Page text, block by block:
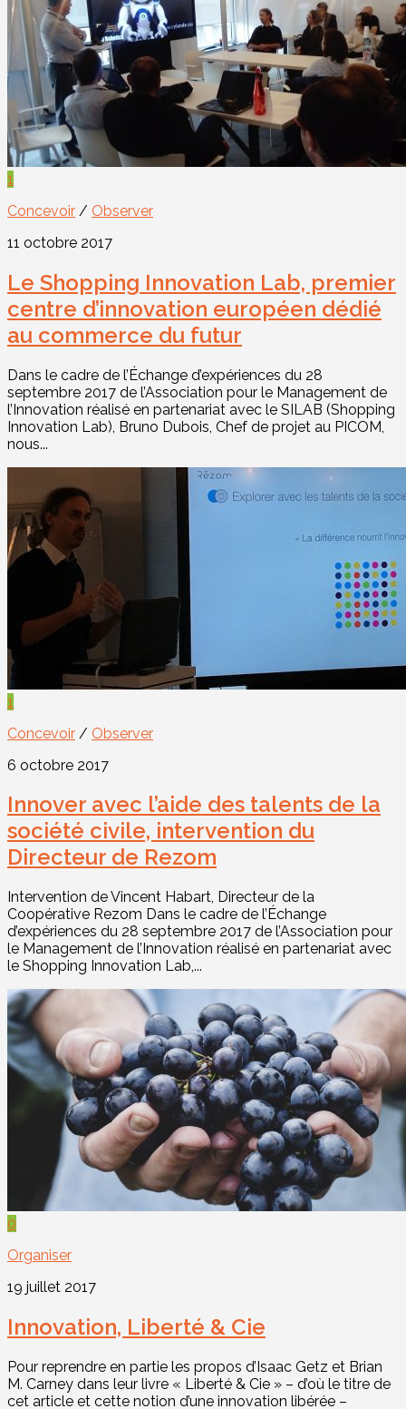
1
Concevoir / Observer
11 octobre 2017
Le Shopping Innovation Lab, premier
centre d’innovation européen dédié
au commerce du futur
Dans le cadre de l’Échange d’expériences du 28
septembre 2017 de l’Association pour le Management de
l’Innovation réalisé en partenariat avec le SILAB (Shopping
Innovation Lab), Bruno Dubois, Chef de projet au PICOM,
nous...
1
Concevoir / Observer
6 octobre 2017
Innover avec l’aide des talents de la
société civile, intervention du
Directeur de Rezom
Intervention de Vincent Habart, Directeur de la
Coopérative Rezom Dans le cadre de l’Échange
d’expériences du 28 septembre 2017 de l’Association pour
le Management de l’Innovation réalisé en partenariat avec
le Shopping Innovation Lab,...
0
Organiser
19 juillet 2017
Innovation, Liberté & Cie
Pour reprendre en partie les propos d’Isaac Getz et Brian
M. Carney dans leur livre « Liberté & Cie » – d’où le titre de
cet article et cette notion d’une innovation libérée –